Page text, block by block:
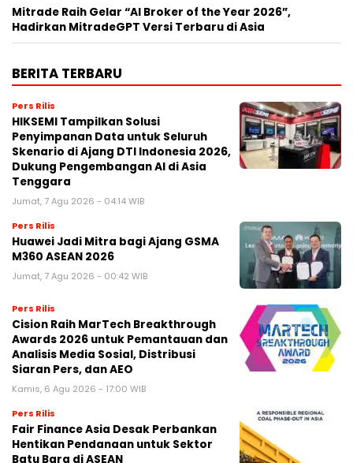
Mitrade Raih Gelar “AI Broker of the Year 2026”,
Hadirkan MitradeGPT Versi Terbaru di Asia
BERITA TERBARU
Pers Rilis
HIKSEMI Tampilkan Solusi
Penyimpanan Data untuk Seluruh
Skenario di Ajang DTI Indonesia 2026,
Dukung Pengembangan AI di Asia
Tenggara
Jumat, 7 Agu 2026 - 04:14 WIB
Pers Rilis
Huawei Jadi Mitra bagi Ajang GSMA
M360 ASEAN 2026
Jumat, 7 Agu 2026 - 00:42 WIB
Pers Rilis
Cision Raih MarTech Breakthrough
Awards 2026 untuk Pemantauan dan
Analisis Media Sosial, Distribusi
Siaran Pers, dan AEO
Kamis, 6 Agu 2026 - 17:00 WIB
Pers Rilis
Fair Finance Asia Desak Perbankan
Hentikan Pendanaan untuk Sektor
Batu Bara di ASEAN